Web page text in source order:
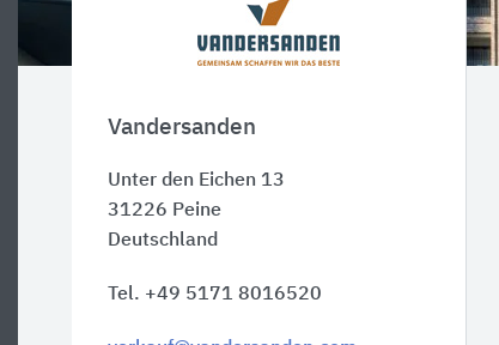
Vandersanden
Unter den Eichen 13
31226 Peine
Deutschland
Tel. +49 5171 8016520